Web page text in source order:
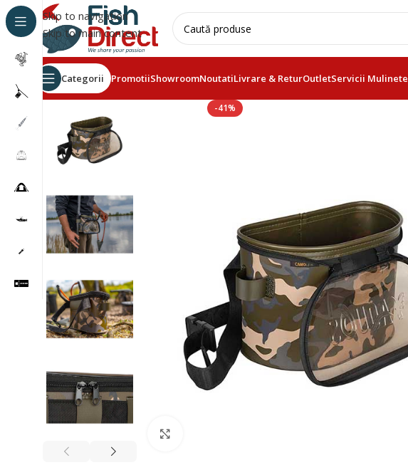
Skip to navigation
Skip to main content
Categorii PromotiiShowroomNoutatiLivrare & ReturOutletServicii Mulinete
-41%